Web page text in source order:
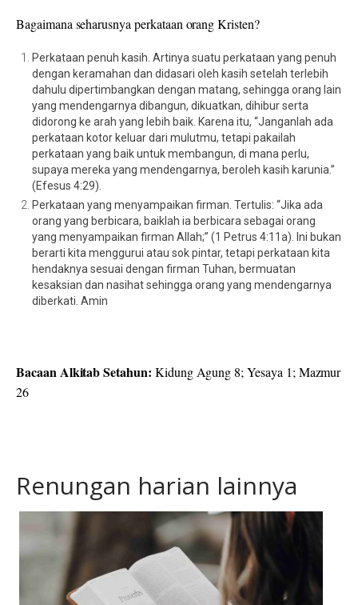
Bagaimana seharusnya perkataan orang Kristen?
Perkataan penuh kasih. Artinya suatu perkataan yang penuh
dengan keramahan dan didasari oleh kasih setelah terlebih
dahulu dipertimbangkan dengan matang, sehingga orang lain
yang mendengarnya dibangun, dikuatkan, dihibur serta
didorong ke arah yang lebih baik. Karena itu, “Janganlah ada
perkataan kotor keluar dari mulutmu, tetapi pakailah
perkataan yang baik untuk membangun, di mana perlu,
supaya mereka yang mendengarnya, beroleh kasih karunia.”
(Efesus 4:29).
Perkataan yang menyampaikan firman. Tertulis: “Jika ada
orang yang berbicara, baiklah ia berbicara sebagai orang
yang menyampaikan firman Allah;” (1 Petrus 4:11a). Ini bukan
berarti kita menggurui atau sok pintar, tetapi perkataan kita
hendaknya sesuai dengan firman Tuhan, bermuatan
kesaksian dan nasihat sehingga orang yang mendengarnya
diberkati. Amin
Bacaan Alkitab Setahun: Kidung Agung 8; Yesaya 1; Mazmur
26
Renungan harian lainnya